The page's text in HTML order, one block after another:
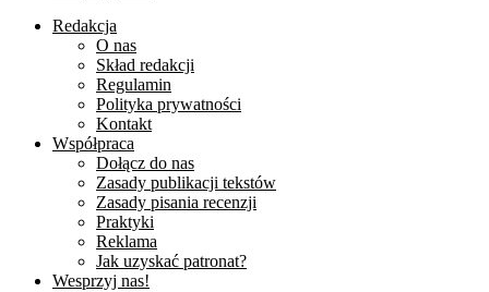
Redakcja
O nas
Skład redakcji
Regulamin
Polityka prywatności
Kontakt
Współpraca
Dołącz do nas
Zasady publikacji tekstów
Zasady pisania recenzji
Praktyki
Reklama
Jak uzyskać patronat?
Wesprzyj nas!